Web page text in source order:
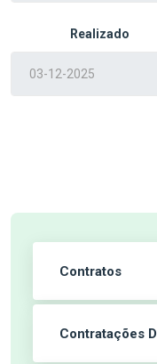
Contratos
Contratações
Realizado